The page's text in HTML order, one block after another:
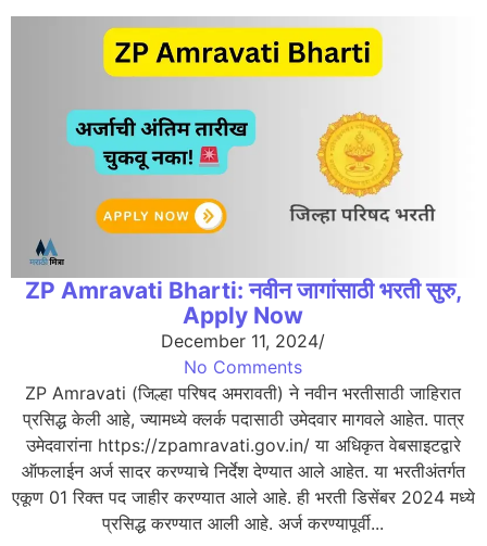
ZP Amravati Bharti: नवीन जागांसाठी भरती सुरु,
Apply Now
December 11, 2024/
No Comments
ZP Amravati (जिल्हा परिषद अमरावती) ने नवीन भरतीसाठी जाहिरात
प्रसिद्ध केली आहे, ज्यामध्ये क्लर्क पदासाठी उमेदवार मागवले आहेत. पात्र
उमेदवारांना https://zpamravati.gov.in/ या अधिकृत वेबसाइटद्वारे
ऑफलाईन अर्ज सादर करण्याचे निर्देश देण्यात आले आहेत. या भरतीअंतर्गत
एकूण 01 रिक्त पद जाहीर करण्यात आले आहे. ही भरती डिसेंबर 2024 मध्ये
प्रसिद्ध करण्यात आली आहे. अर्ज करण्यापूर्वी...